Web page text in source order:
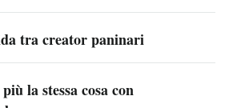
tra creator paninari
la stessa cosa con